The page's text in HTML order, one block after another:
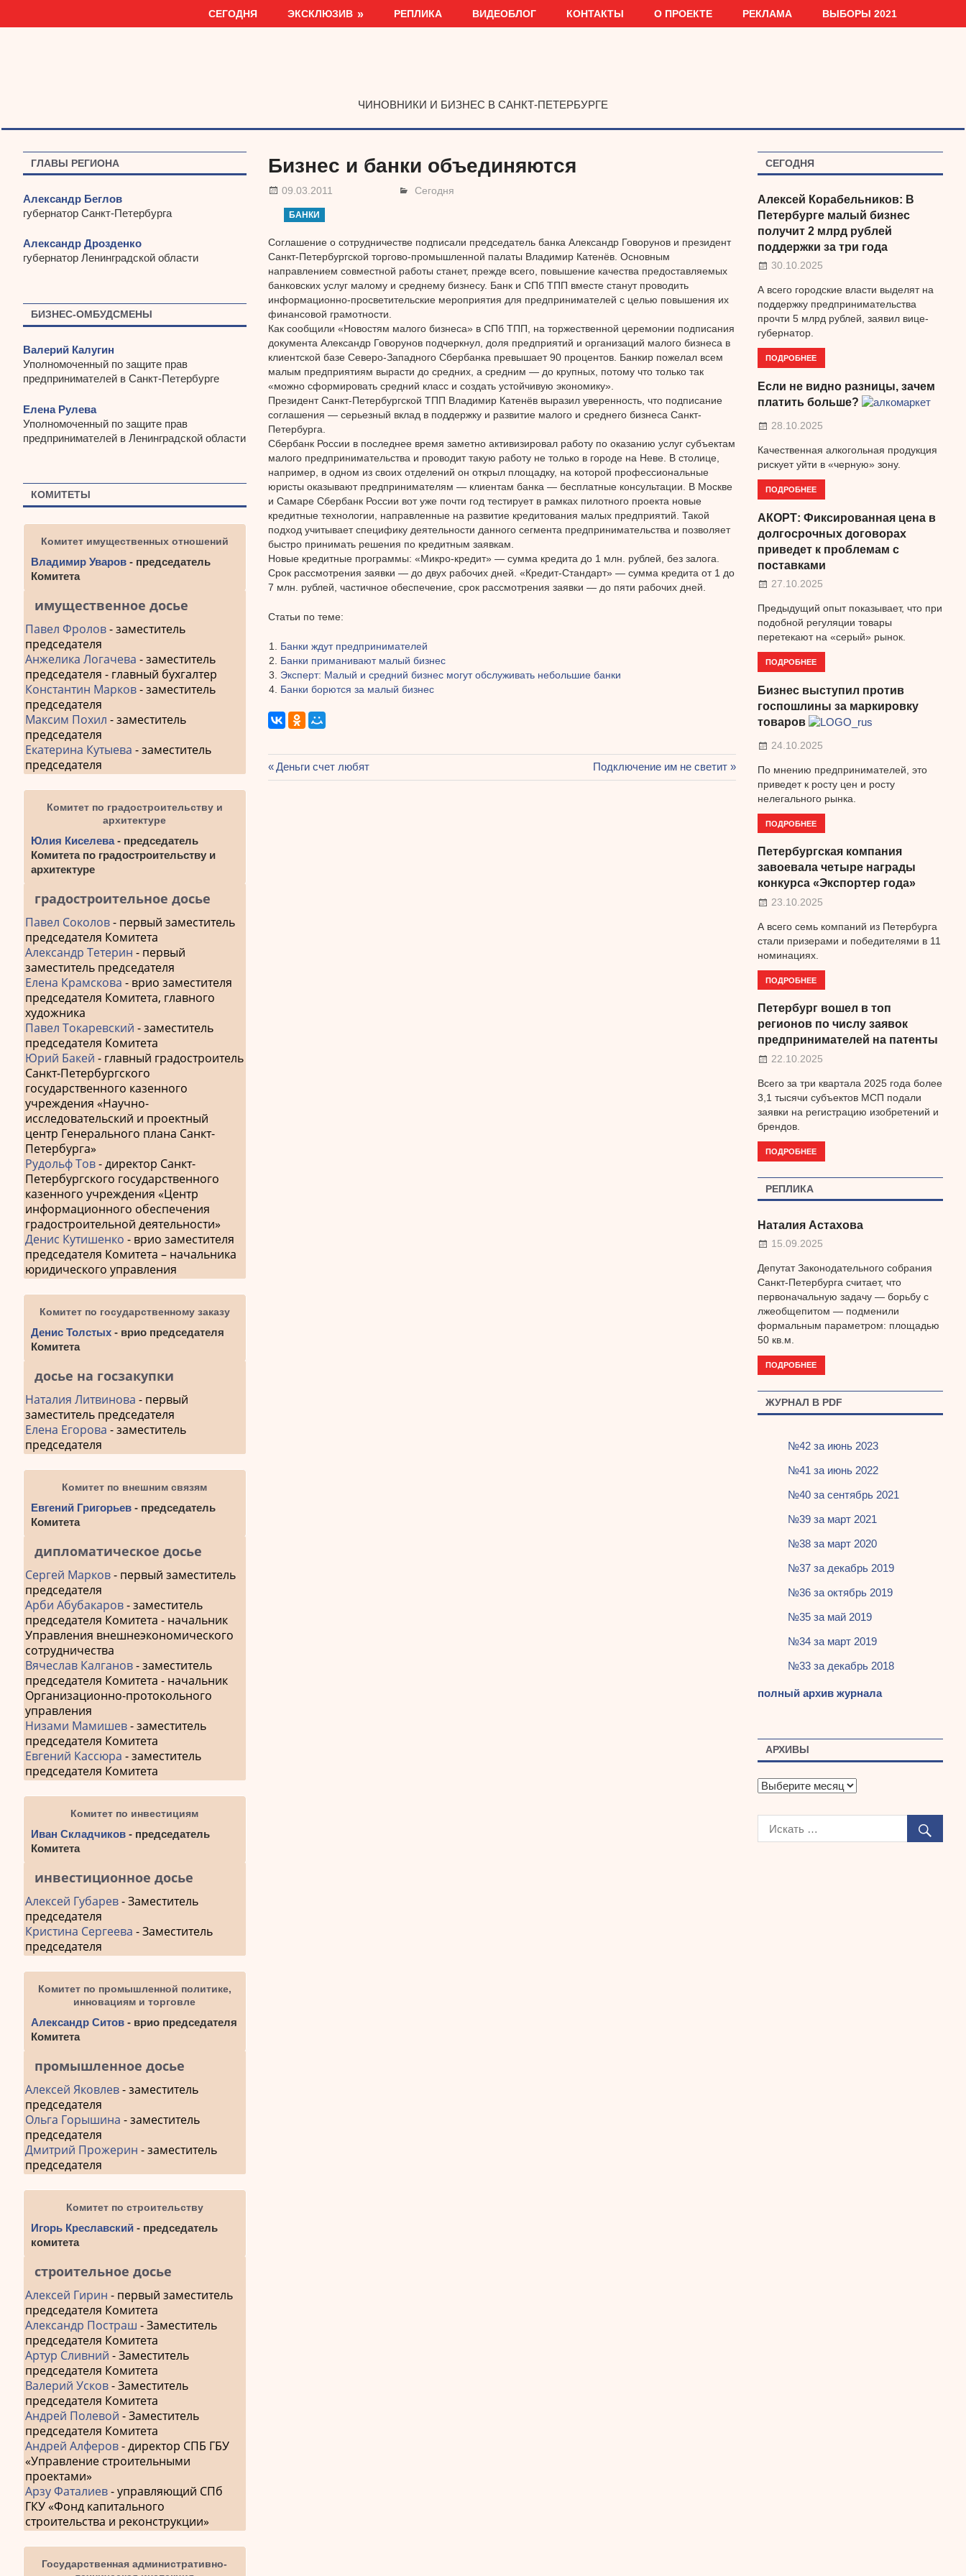
СЕГОДНЯ ЭКСКЛЮЗИВ РЕПЛИКА ВИДЕОБЛОГ КОНТАКТЫ О ПРОЕКТЕ РЕКЛАМА ВЫБОРЫ 2021
ЧИНОВНИКИ И БИЗНЕС В САНКТ-ПЕТЕРБУРГЕ
Бизнес и банки объединяются
09.03.2011 Сегодня
БАНКИ
Соглашение о сотрудничестве подписали председатель банка Александр Говорунов и президент
Санкт-Петербургской торгово-промышленной палаты Владимир Катенёв. Основным
направлением совместной работы станет, прежде всего, повышение качества предоставляемых
банковских услуг малому и среднему бизнесу. Банк и СПб ТПП вместе станут проводить
информационно-просветительские мероприятия для предпринимателей с целью повышения их
финансовой грамотности.
Как сообщили «Новостям малого бизнеса» в СПб ТПП, на торжественной церемонии подписания
документа Александр Говорунов подчеркнул, доля предприятий и организаций малого бизнеса в
клиентской базе Северо-Западного Сбербанка превышает 90 процентов. Банкир пожелал всем
малым предприятиям вырасти до средних, а средним — до крупных, потому что только так
«можно сформировать средний класс и создать устойчивую экономику».
Президент Санкт-Петербургской ТПП Владимир Катенёв выразил уверенность, что подписание
соглашения — серьезный вклад в поддержку и развитие малого и среднего бизнеса Санкт-
Петербурга.
Сбербанк России в последнее время заметно активизировал работу по оказанию услуг субъектам
малого предпринимательства и проводит такую работу не только в городе на Неве. В столице,
например, в одном из своих отделений он открыл площадку, на которой профессиональные
юристы оказывают предпринимателям — клиентам банка — бесплатные консультации. В Москве
и Самаре Сбербанк России вот уже почти год тестирует в рамках пилотного проекта новые
кредитные технологии, направленные на развитие кредитования малых предприятий. Такой
подход учитывает специфику деятельности данного сегмента предпринимательства и позволяет
быстро принимать решения по кредитным заявкам.
Новые кредитные программы: «Микро-кредит» — сумма кредита до 1 млн. рублей, без залога.
Срок рассмотрения заявки — до двух рабочих дней. «Кредит-Стандарт» — сумма кредита от 1 до
7 млн. рублей, частичное обеспечение, срок рассмотрения заявки — до пяти рабочих дней.
Статьи по теме:
Банки ждут предпринимателей
Банки приманивают малый бизнес
Эксперт: Малый и средний бизнес могут обслуживать небольшие банки
Банки борются за малый бизнес
Навигация
Предыдущая
запись:
Деньги счет любят
Следующая
запись:
Подключение им не светит
ГЛАВЫ РЕГИОНА
Александр Беглов
губернатор Санкт-Петербурга
Александр Дрозденко
губернатор Ленинградской области
БИЗНЕС-ОМБУДСМЕНЫ
Валерий Калугин
Уполномоченный по защите прав
предпринимателей в Санкт-Петербурге
Елена Рулева
Уполномоченный по защите прав
предпринимателей в Ленинградской области
КОМИТЕТЫ
Комитет имущественных отношений
Владимир Уваров - председатель
Комитета
имущественное досье
Павел Фролов- заместитель
председателя
Анжелика Логачева - заместитель
председателя - главный бухгалтер
Константин Марков- заместитель
председателя
Максим Похил - заместитель
председателя
Екатерина Кутыева - заместитель
председателя
Комитет по градостроительству и
архитектуре
Юлия Киселева- председатель
Комитета по градостроительству и
архитектуре
градостроительное досье
Павел Соколов- первый заместитель
председателя Комитета
Александр Тетерин - первый
заместитель председателя
Елена Крамскова - врио заместителя
председателя Комитета, главного
художника
Павел Токаревский - заместитель
председателя Комитета
Юрий Бакей - главный градостроитель
Санкт-Петербургского
государственного казенного
учреждения «Научно-
исследовательский и проектный
центр Генерального плана Санкт-
Петербурга»
Рудольф Тов- директор Санкт-
Петербургского государственного
казенного учреждения «Центр
информационного обеспечения
градостроительной деятельности»
Денис Кутишенко - врио заместителя
председателя Комитета – начальника
юридического управления
Комитет по государственному заказу
Денис Толстых - врио председателя
Комитета
досье на госзакупки
Наталия Литвинова - первый
заместитель председателя
Елена Егорова - заместитель
председателя
Комитет по внешним связям
Евгений Григорьев - председатель
Комитета
дипломатическое досье
Сергей Марков- первый заместитель
председателя
Арби Абубакаров- заместитель
председателя Комитета - начальник
Управления внешнеэкономического
сотрудничества
Вячеслав Калганов- заместитель
председателя Комитета - начальник
Организационно-протокольного
управления
Низами Мамишев- заместитель
председателя Комитета
Евгений Кассюра - заместитель
председателя Комитета
Комитет по инвестициям
Иван Складчиков - председатель
Комитета
инвестиционное досье
Алексей Губарев- Заместитель
председателя
Кристина Сергеева - Заместитель
председателя
Комитет по промышленной политике,
инновациям и торговле
Александр Ситов - врио председателя
Комитета
промышленное досье
Алексей Яковлев- заместитель
председателя
Ольга Горышина - заместитель
председателя
Дмитрий Прожерин - заместитель
председателя
Комитет по строительству
Игорь Креславский - председатель
комитета
строительное досье
Алексей Гирин - первый заместитель
председателя Комитета
Александр Постраш - Заместитель
председателя Комитета
Артур Сливний - Заместитель
председателя Комитета
Валерий Усков- Заместитель
председателя Комитета
Андрей Полевой - Заместитель
председателя Комитета
Андрей Алферов- директор СПБ ГБУ
«Управление строительными
проектами»
Арзу Фаталиев- управляющий СПб
ГКУ «Фонд капитального
строительства и реконструкции»
Государственная административно-
СЕГОДНЯ
Алексей Корабельников: В
Петербурге малый бизнес
получит 2 млрд рублей
поддержки за три года
30.10.2025
А всего городские власти выделят на
поддержку предпринимательства
прочти 5 млрд рублей, заявил вице-
губернатор.
ПОДРОБНЕЕ
Если не видно разницы, зачем
платить больше?
28.10.2025
Качественная алкогольная продукция
рискует уйти в «черную» зону.
ПОДРОБНЕЕ
АКОРТ: Фиксированная цена в
долгосрочных договорах
приведет к проблемам с
поставками
27.10.2025
Предыдущий опыт показывает, что при
подобной регуляции товары
перетекают на «серый» рынок.
ПОДРОБНЕЕ
Бизнес выступил против
госпошлины за маркировку
товаров
24.10.2025
По мнению предпринимателей, это
приведет к росту цен и росту
нелегального рынка.
ПОДРОБНЕЕ
Петербургская компания
завоевала четыре награды
конкурса «Экспортер года»
23.10.2025
А всего семь компаний из Петербурга
стали призерами и победителями в 11
номинациях.
ПОДРОБНЕЕ
Петербург вошел в топ
регионов по числу заявок
предпринимателей на патенты
22.10.2025
Всего за три квартала 2025 года более
3,1 тысячи субъектов МСП подали
заявки на регистрацию изобретений и
брендов.
ПОДРОБНЕЕ
РЕПЛИКА
Наталия Астахова
15.09.2025
Депутат Законодательного собрания
Санкт-Петербурга считает, что
первоначальную задачу — борьбу с
лжеобщепитом — подменили
формальным параметром: площадью
50 кв.м.
ПОДРОБНЕЕ
ЖУРНАЛ В PDF
№42 за июнь 2023
№41 за июнь 2022
№40 за сентябрь 2021
№39 за март 2021
№38 за март 2020
№37 за декабрь 2019
№36 за октябрь 2019
№35 за май 2019
№34 за март 2019
№33 за декабрь 2018
полный архив журнала
АРХИВЫ
А
х
в